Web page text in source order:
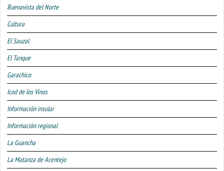
Buenavista del Norte
Cultura
El Sauzal
El Tanque
Garachico
Icod de los Vinos
Información insular
Información regional
La Guancha
La Matanza de Acentejo